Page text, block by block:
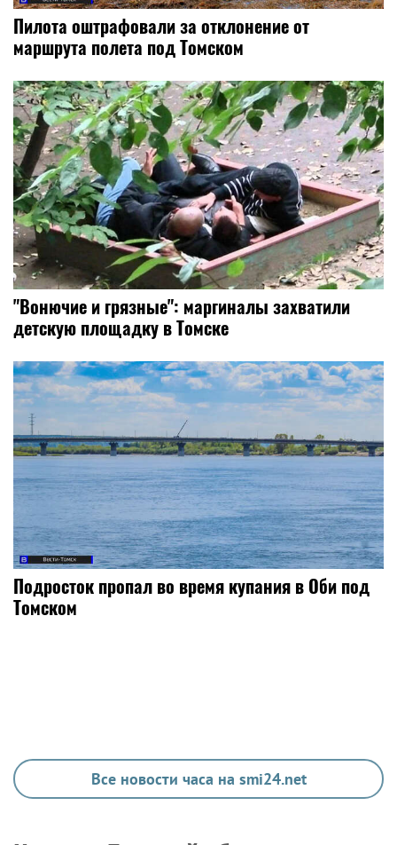
Пилота оштрафовали за отклонение от
маршрута полета под Томском
"Вонючие и грязные": маргиналы захватили
детскую площадку в Томске
Подросток пропал во время купания в Оби под
Томском
Все новости часа на smi24.net